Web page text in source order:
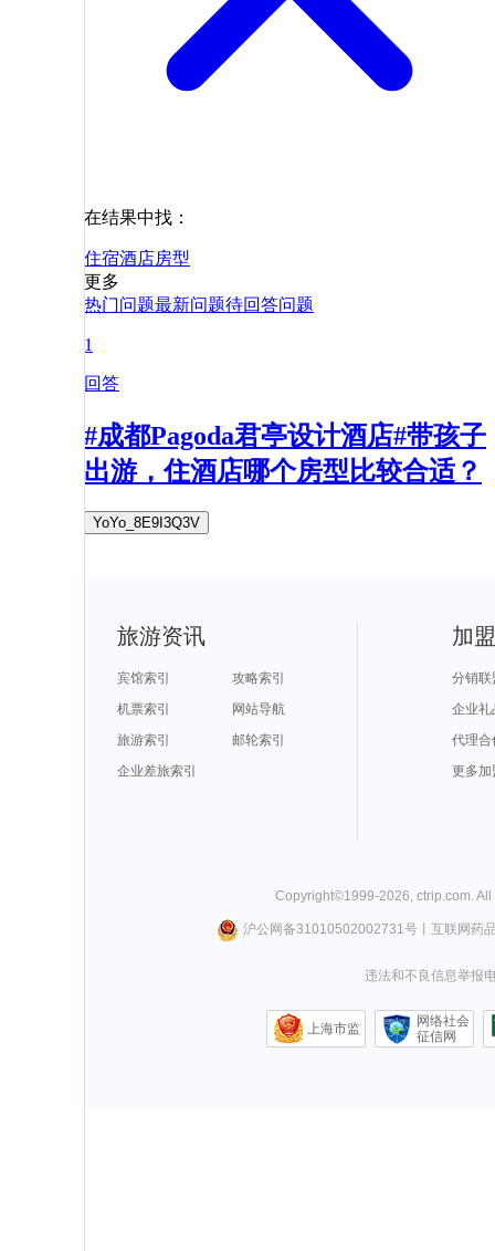
在结果中找：
住宿酒店房型
更多
热门问题最新问题待回答问题
1
回答
#成都Pagoda君亭设计酒店#带孩子
出游，住酒店哪个房型比较合适？
YoYo_8E9I3Q3V
旅游资讯
宾馆索引
攻略索引
机票索引
网站导航
旅游索引
邮轮索引
企业差旅索引
加
分销联
企业礼
代理合
更多加
Copyright©1999-2026 ctrip.com .
沪公网备31010502002731号丨 互联网药
违法和不良信息举报
上海市监
网络社会
征信网